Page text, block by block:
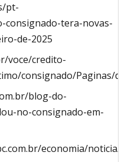
pt-
tera-novas-
de-2025
voce/credito-
consignado/Paginas/
blog-do-
no-consignado-em-
economia/noticia/